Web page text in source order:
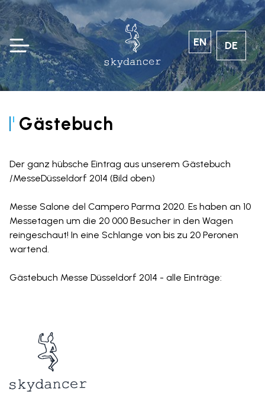
DE
EN
Gästebuch
Der ganz hübsche Eintrag aus unserem Gästebuch
/MesseDüsseldorf 2014 (Bild oben)
Messe Salone del Campero Parma 2020. Es haben an 10
Messetagen um die 20 000 Besucher in den Wagen
reingeschaut! In eine Schlange von bis zu 20 Peronen
wartend.
Gästebuch Messe Düsseldorf 2014 - alle Einträge: